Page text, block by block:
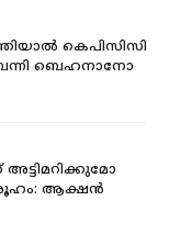
കെപിസിസി
ബെഹനാനോ
ആക്ഷന്‍